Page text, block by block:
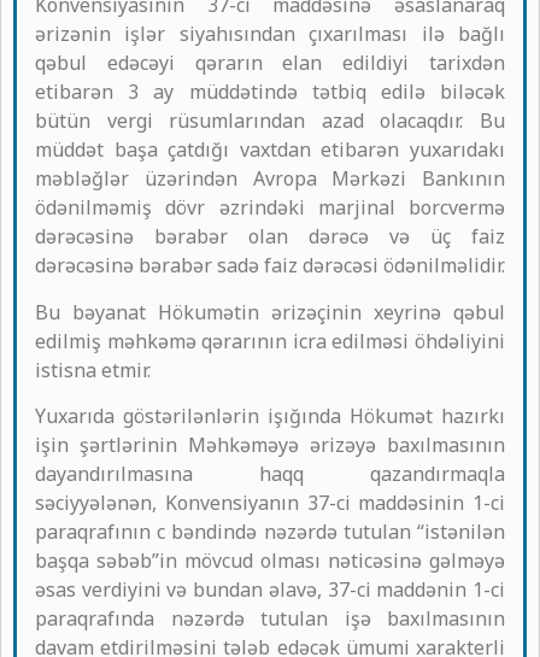
ərizənin işlər siyahısından çıxarılması ilə bağlı
qəbul edəcəyi qərarın elan edildiyi tarixdən
etibarən 3 ay müddətində tətbiq edilə biləcək
bütün vergi rüsumlarından azad olacaqdır. Bu
müddət başa çatdığı vaxtdan etibarən yuxarıdakı
məbləğlər üzərindən Avropa Mərkəzi Bankının
ödənilməmiş dövr əzrindəki marjinal borcvermə
dərəcəsinə bərabər olan dərəcə və üç faiz
dərəcəsinə bərabər sadə faiz dərəcəsi ödənilməlidir.
Bu bəyanat Hökumətin ərizəçinin xeyrinə qəbul
edilmiş məhkəmə qərarının icra edilməsi öhdəliyini
istisna etmir.
Yuxarıda göstərilənlərin işığında Hökumət hazırkı
işin şərtlərinin Məhkəməyə ərizəyə baxılmasının
dayandırılmasına haqq qazandırmaqla
səciyyələnən, Konvensiyanın 37-ci maddəsinin 1-ci
paraqrafının c bəndində nəzərdə tutulan “istənilən
başqa səbəb”in mövcud olması nəticəsinə gəlməyə
əsas verdiyini və bundan əlavə, 37-ci maddənin 1-ci
paraqrafında nəzərdə tutulan işə baxılmasının
davam etdirilməsini tələb edəcək ümumi xarakterli